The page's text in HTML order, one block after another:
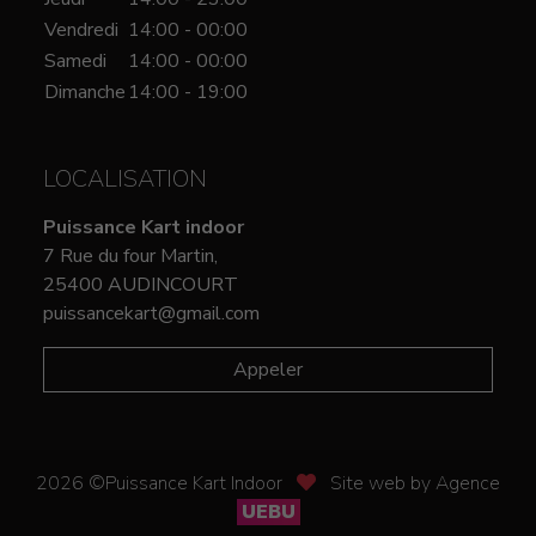
Vendredi 14:00 - 00:00
Samedi
14:00 - 00:00
Dimanche 14:00 - 19:00
LOCALISATION
Puissance Kart indoor
7 Rue du four Martin,
25400 AUDINCOURT
puissancekart@gmail.com
Appeler
2026 ©Puissance Kart Indoor
Site web by Agence
UEBU